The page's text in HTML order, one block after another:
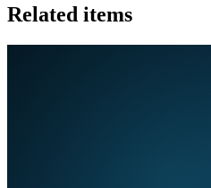
Related items